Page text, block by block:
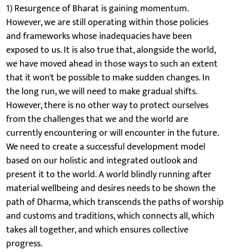
1) Resurgence of Bharat is gaining momentum.
However, we are still operating within those policies
and frameworks whose inadequacies have been
exposed to us. It is also true that, alongside the world,
we have moved ahead in those ways to such an extent
that it won't be possible to make sudden changes. In
the long run, we will need to make gradual shifts.
However, there is no other way to protect ourselves
from the challenges that we and the world are
currently encountering or will encounter in the future.
We need to create a successful development model
based on our holistic and integrated outlook and
present it to the world. A world blindly running after
material wellbeing and desires needs to be shown the
path of Dharma, which transcends the paths of worship
and customs and traditions, which connects all, which
takes all together, and which ensures collective
progress.